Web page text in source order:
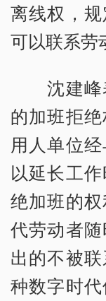
离线权，
可以联系劳
沈建峰
的加班拒
用人单位
以延长工
绝加班的
代劳动者
出的不被
种数字时